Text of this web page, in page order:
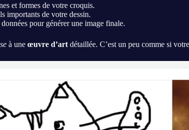
et formes de votre croquis.
importants de votre dessin.
pour générer une image finale.
à une œuvre d’art détaillée. C’est un peu comme si votre